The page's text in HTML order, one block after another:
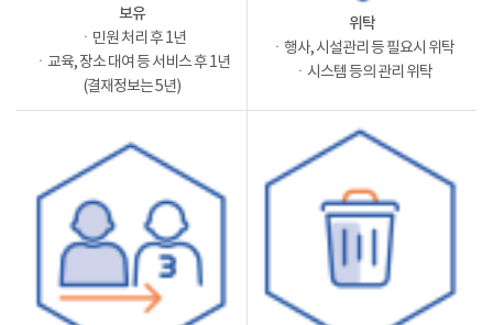
보유
ㆍ민원 처리 후 1년
ㆍ교육, 장소 대여 등 서비스 후 1년
(결재정보는 5년)
위탁
ㆍ행사, 시설관리 등 필요시 위탁
ㆍ시스템 등의 관리 위탁